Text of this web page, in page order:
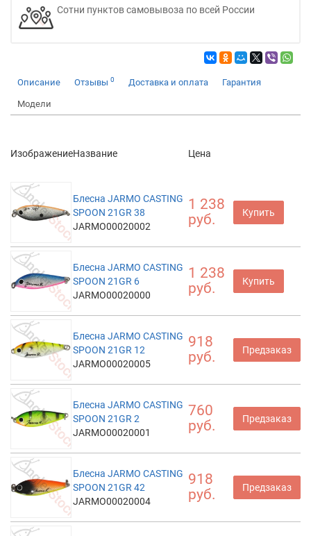
Сотни пунктов самовывоза по всей России
Описание Отзывы 0 Доставка и оплата Гарантия
Модели
ИзображениеНазвание Цена
Блесна JARMO CASTING
SPOON 21GR 38
JARMO00020002
1 238
руб.
Купить
Блесна JARMO CASTING
SPOON 21GR 6
JARMO00020000
1 238
руб.
Купить
Блесна JARMO CASTING
SPOON 21GR 12
JARMO00020005
918
руб.
Предзаказ
Блесна JARMO CASTING
SPOON 21GR 2
JARMO00020001
760
руб.
Предзаказ
Блесна JARMO CASTING
SPOON 21GR 42
JARMO00020004
918
руб.
Предзаказ